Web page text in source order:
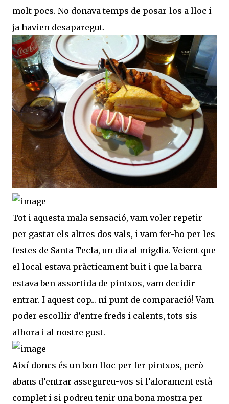
molt pocs. No donava temps de posar-los a lloc i
ja havien desaparegut.
Tot i aquesta mala sensació, vam voler repetir
per gastar els altres dos vals, i vam fer-ho per les
festes de Santa Tecla, un dia al migdia. Veient que
el local estava pràcticament buit i que la barra
estava ben assortida de pintxos, vam decidir
entrar. I aquest cop... ni punt de comparació! Vam
poder escollir d’entre freds i calents, tots sis
alhora i al nostre gust.
Així doncs és un bon lloc per fer pintxos, però
abans d’entrar assegureu-vos si l’aforament està
complet i si podreu tenir una bona mostra per